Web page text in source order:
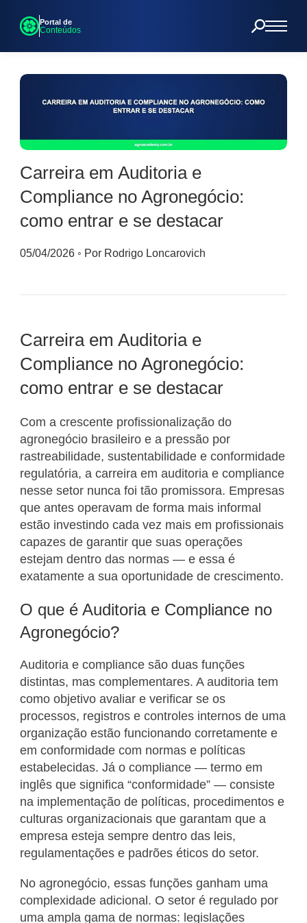
Portal de
Conteúdos
Carreira em Auditoria e
Compliance no Agronegócio:
como entrar e se destacar
05/04/2026 ◦ Por Rodrigo Loncarovich
Carreira em Auditoria e
Compliance no Agronegócio:
como entrar e se destacar
Com a crescente profissionalização do
agronegócio brasileiro e a pressão por
rastreabilidade, sustentabilidade e conformidade
regulatória, a carreira em auditoria e compliance
nesse setor nunca foi tão promissora. Empresas
que antes operavam de forma mais informal
estão investindo cada vez mais em profissionais
capazes de garantir que suas operações
estejam dentro das normas — e essa é
exatamente a sua oportunidade de crescimento.
O que é Auditoria e Compliance no
Agronegócio?
Auditoria e compliance são duas funções
distintas, mas complementares. A auditoria tem
como objetivo avaliar e verificar se os
processos, registros e controles internos de uma
organização estão funcionando corretamente e
em conformidade com normas e políticas
estabelecidas. Já o compliance — termo em
inglês que significa “conformidade” — consiste
na implementação de políticas, procedimentos e
culturas organizacionais que garantam que a
empresa esteja sempre dentro das leis,
regulamentações e padrões éticos do setor.
No agronegócio, essas funções ganham uma
complexidade adicional. O setor é regulado por
uma ampla gama de normas: legislações